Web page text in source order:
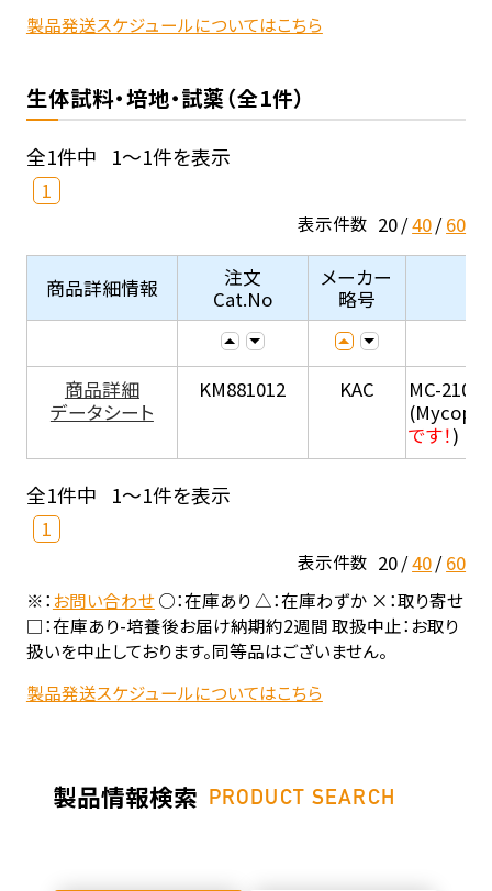
製品発送スケジュールについてはこちら
生体試料・培地・試薬（全1件）
全1件中 1～1件を表示
1
表示件数 20 40 60
商品詳細情報
注文
Cat.No
メーカー
略号
商品詳細
データシート
KM881012 KAC
MC-210 (
です！)
全1件中 1～1件を表示
1
表示件数 20 40 60
※：お問い合わせ○：在庫あり △：在庫わずか ×：取り寄せ
□：在庫あり-培養後お届け納期約2週間 取扱中止：お取り
扱いを中止しております。同等品はございません。
製品発送スケジュールについてはこちら
製品情報検索 PRODUCT SEARCH